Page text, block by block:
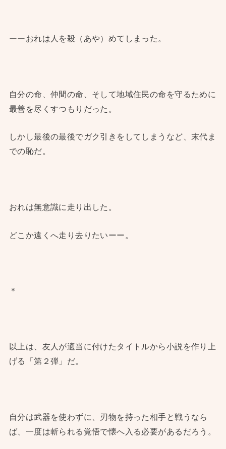
ーーおれは人を殺（あや）めてしまった。
自分の命、仲間の命、そして地域住民の命を守るために
最善を尽くすつもりだった。
しかし最後の最後でガク引きをしてしまうなど、末代ま
での恥だ。
おれは無意識に走り出した。
どこか遠くへ走り去りたいーー。
＊
以上は、友人が適当に付けたタイトルから小説を作り上
げる「第２弾」だ。
自分は武器を使わずに、刃物を持った相手と戦うなら
ば、一度は斬られる覚悟で懐へ入る必要があるだろう。